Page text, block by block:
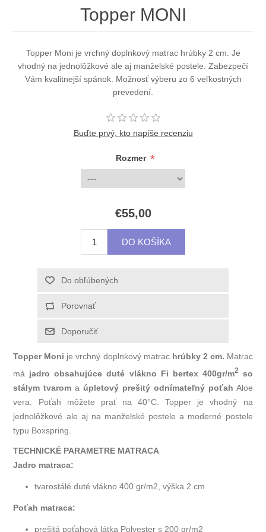
Topper MONI
Topper Moni je vrchný doplnkový matrac hrúbky 2 cm. Je
vhodný na jednolôžkové ale aj manželské postele. Zabezpečí
Vám kvalitnejší spánok. Možnosť výberu zo 6 veľkostných
prevedení.
Buďte prvý, kto napíše recenziu
Rozmer *
€55,00
Topper Moni je vrchný doplnkový matrac hrúbky 2 cm. Matrac
má jadro obsahujúce duté vlákno Fi bertex 400gr/m2so
stálym tvarom a úpletový prešitý odnímateľný poťah Aloe
vera. Poťah môžete prať na 40°C. Topper je vhodný na
jednolôžkové ale aj na manželské postele a moderné postele
typu Boxspring.
TECHNICKÉ PARAMETRE MATRACA
Jadro matraca:
tvarostálé duté vlákno 400 gr/m2, výška 2 cm
Poťah matraca:
prešitá poťahová látka Polyester s 200 gr/m2